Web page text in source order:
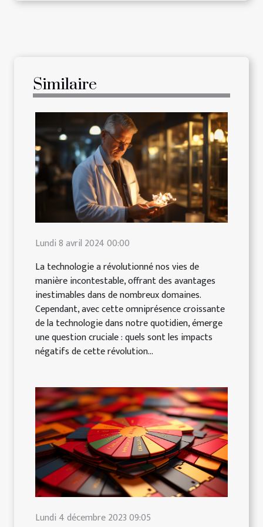
Similaire
Lundi 8 avril 2024 00:00
La technologie a révolutionné nos vies de
manière incontestable, offrant des avantages
inestimables dans de nombreux domaines.
Cependant, avec cette omniprésence croissante
de la technologie dans notre quotidien, émerge
une question cruciale : quels sont les impacts
négatifs de cette révolution...
Lundi 4 décembre 2023 09:05